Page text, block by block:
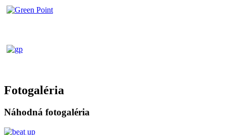
Fotogaléria
Náhodná fotogaléria